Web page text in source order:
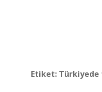
Etiket: Türkiyede